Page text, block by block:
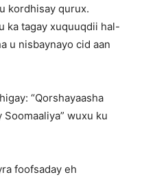
kordhisay qurux.
ka tagay xuquuqdii hal-
u nisbaynayo cid aan
“Qorshayaasha
wuxu ku
foofsaday eh